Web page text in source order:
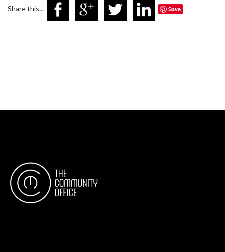
Share this... Save